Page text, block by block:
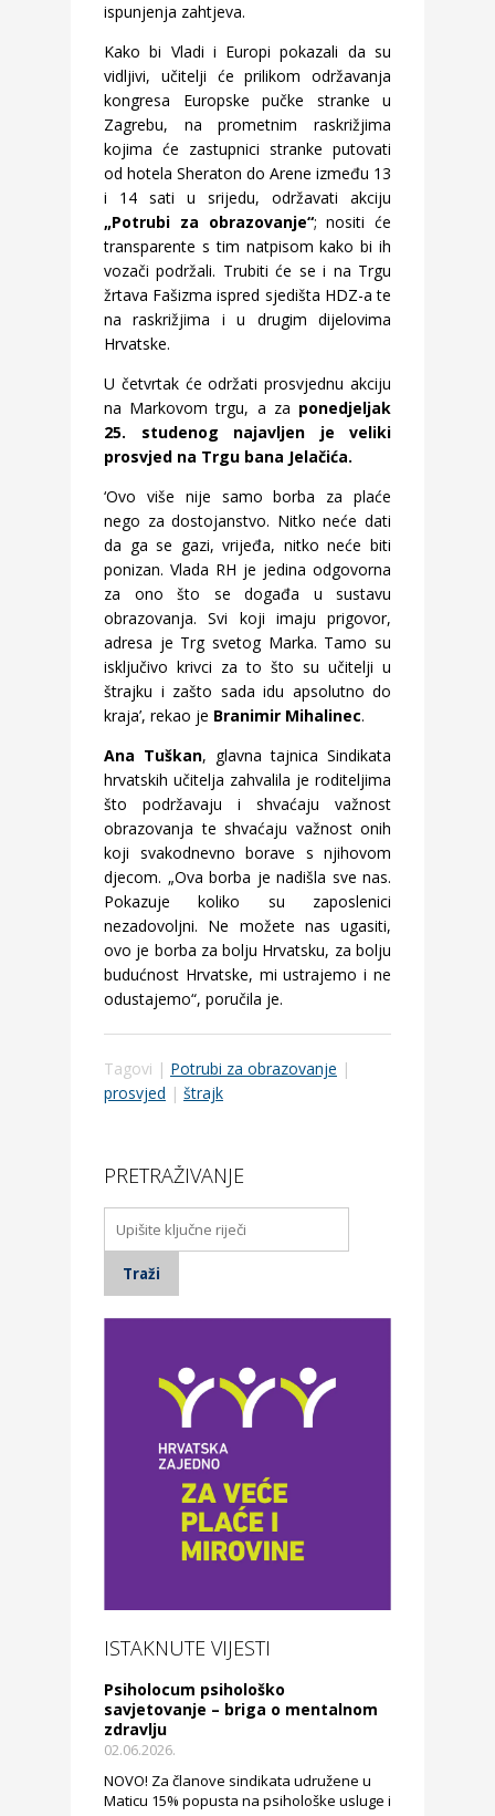
ispunjenja zahtjeva.
Kako bi Vladi i Europi pokazali da su
vidljivi, učitelji će prilikom održavanja
kongresa Europske pučke stranke u
Zagrebu, na prometnim raskrižjima
kojima će zastupnici stranke putovati
od hotela Sheraton do Arene između 13
i 14 sati u srijedu, održavati akciju
„Potrubi za obrazovanje“; nositi će
transparente s tim natpisom kako bi ih
vozači podržali. Trubiti će se i na Trgu
žrtava Fašizma ispred sjedišta HDZ-a te
na raskrižjima i u drugim dijelovima
Hrvatske.
U četvrtak će održati prosvjednu akciju
na Markovom trgu, a za ponedjeljak
25. studenog najavljen je veliki
prosvjed na Trgu bana Jelačića.
‘Ovo više nije samo borba za plaće
nego za dostojanstvo. Nitko neće dati
da ga se gazi, vrijeđa, nitko neće biti
ponizan. Vlada RH je jedina odgovorna
za ono što se događa u sustavu
obrazovanja. Svi koji imaju prigovor,
adresa je Trg svetog Marka. Tamo su
isključivo krivci za to što su učitelji u
štrajku i zašto sada idu apsolutno do
kraja’, rekao je Branimir Mihalinec.
Ana Tuškan, glavna tajnica Sindikata
hrvatskih učitelja zahvalila je roditeljima
što podržavaju i shvaćaju važnost
obrazovanja te shvaćaju važnost onih
koji svakodnevno borave s njihovom
djecom. „Ova borba je nadišla sve nas.
Pokazuje koliko su zaposlenici
nezadovoljni. Ne možete nas ugasiti,
ovo je borba za bolju Hrvatsku, za bolju
budućnost Hrvatske, mi ustrajemo i ne
odustajemo“, poručila je.
Tagovi | Potrubi za obrazovanje |
prosvjed | štrajk
PRETRAŽIVANJE
ISTAKNUTE VIJESTI
Psiholocum psihološko
savjetovanje – briga o mentalnom
zdravlju
02.06.2026.
NOVO! Za članove sindikata udružene u
Maticu 15% popusta na psihološke usluge i